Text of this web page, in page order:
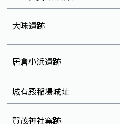
大味遺跡
居倉小浜遺跡
城有殿稲場城址
賀茂神社窯跡